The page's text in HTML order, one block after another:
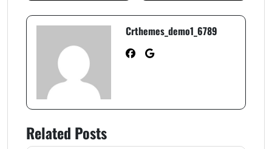
Crthemes_demo1_6789
Related Posts